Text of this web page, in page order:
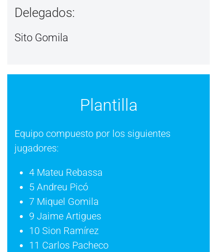
Delegados:
Sito Gomila
Plantilla
Equipo compuesto por los siguientes
jugadores:
4 Mateu Rebassa
5 Andreu Picó
7 Miquel Gomila
9 Jaime Artigues
10 Sion Ramírez
11 Carlos Pacheco